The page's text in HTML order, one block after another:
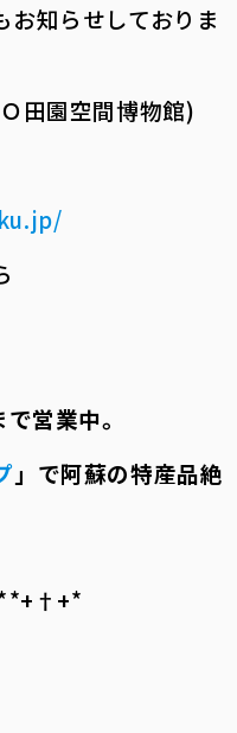
お知らせしておりま
田園空間博物館)
営業中。
」で阿蘇の特産品絶